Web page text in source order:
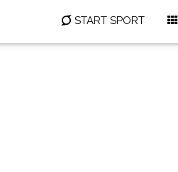
START SPORT